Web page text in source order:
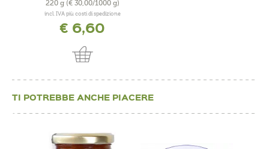
220 g (€ 30,00/1000 g)
incl. IVA più costi di spedizione
€ 6,60
TI POTREBBE ANCHE PIACERE